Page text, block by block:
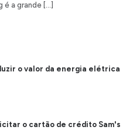
é a grande […]
o valor da energia elétrica
o cartão de crédito Sam's